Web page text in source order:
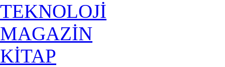
TEKNOLOJİ
MAGAZİN
KİTAP